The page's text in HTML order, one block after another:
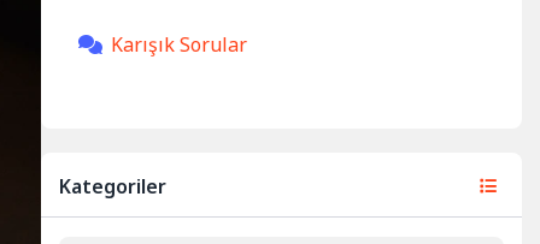
Karışık Sorular
Kategoriler